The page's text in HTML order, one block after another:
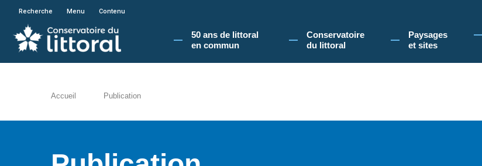
En poursuivant votre navigation sur le site du Conservatoire du littoral, vous acceptez l'utilisation de cookies pour
Recherche Menu Contenu
50 ans de littoral
en commun​
Conservatoire
du littoral
Paysages
et sites
Accueil Publication